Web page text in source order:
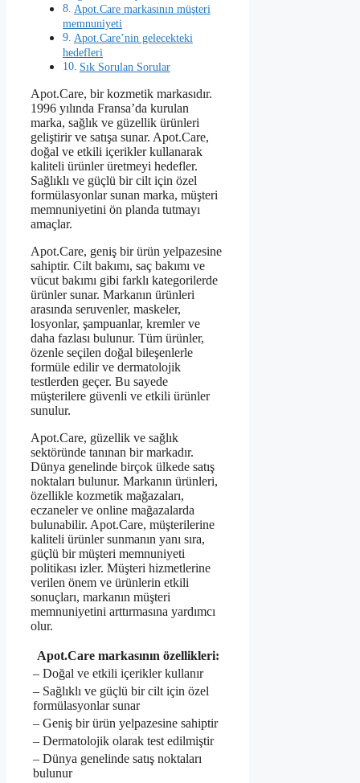
Apot.Care markasının müşteri
memnuniyeti
Apot.Care’nin gelecekteki
hedefleri
Sık Sorulan Sorular
Apot.Care, bir kozmetik markasıdır.
1996 yılında Fransa’da kurulan
marka, sağlık ve güzellik ürünleri
geliştirir ve satışa sunar. Apot.Care,
doğal ve etkili içerikler kullanarak
kaliteli ürünler üretmeyi hedefler.
Sağlıklı ve güçlü bir cilt için özel
formülasyonlar sunan marka, müşteri
memnuniyetini ön planda tutmayı
amaçlar.
Apot.Care, geniş bir ürün yelpazesine
sahiptir. Cilt bakımı, saç bakımı ve
vücut bakımı gibi farklı kategorilerde
ürünler sunar. Markanın ürünleri
arasında seruvenler, maskeler,
losyonlar, şampuanlar, kremler ve
daha fazlası bulunur. Tüm ürünler,
özenle seçilen doğal bileşenlerle
formüle edilir ve dermatolojik
testlerden geçer. Bu sayede
müşterilere güvenli ve etkili ürünler
sunulur.
Apot.Care, güzellik ve sağlık
sektöründe tanınan bir markadır.
Dünya genelinde birçok ülkede satış
noktaları bulunur. Markanın ürünleri,
özellikle kozmetik mağazaları,
eczaneler ve online mağazalarda
bulunabilir. Apot.Care, müşterilerine
kaliteli ürünler sunmanın yanı sıra,
güçlü bir müşteri memnuniyeti
politikası izler. Müşteri hizmetlerine
verilen önem ve ürünlerin etkili
sonuçları, markanın müşteri
memnuniyetini arttırmasına yardımcı
olur.
Apot.Care markasının özellikleri:
– Doğal ve etkili içerikler kullanır
– Sağlıklı ve güçlü bir cilt için özel
formülasyonlar sunar
– Geniş bir ürün yelpazesine sahiptir
– Dermatolojik olarak test edilmiştir
– Dünya genelinde satış noktaları
bulunur